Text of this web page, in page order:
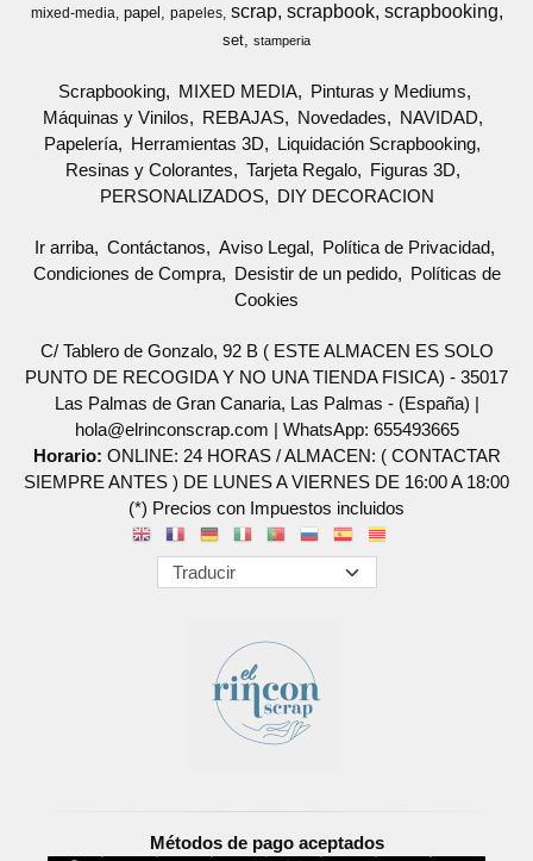
mixed-media papel papeles scrap scrapbook scrapbooking
set stamperia
Scrapbooking MIXED MEDIA
Pinturas y Mediums
Máquinas y Vinilos
REBAJAS Novedades
NAVIDAD
Papelería
Herramientas 3D
Liquidación Scrapbooking
Resinas y Colorantes
Tarjeta Regalo
Figuras 3D
PERSONALIZADOS
DIY DECORACION
Ir arriba Contáctanos Aviso Legal
Política de Privacidad
Condiciones de Compra
Desistir de un pedido
Políticas de
Cookies
C/ Tablero de Gonzalo, 92 B ( ESTE ALMACEN ES SOLO
PUNTO DE RECOGIDA Y NO UNA TIENDA FISICA) - 35017
Las Palmas de Gran Canaria, Las Palmas - (España) |
hola@elrinconscrap.com | WhatsApp: 655493665
Horario: ONLINE: 24 HORAS / ALMACEN: ( CONTACTAR
SIEMPRE ANTES ) DE LUNES A VIERNES DE 16:00 A 18:00
(*) Precios con Impuestos incluidos
Métodos de pago aceptados